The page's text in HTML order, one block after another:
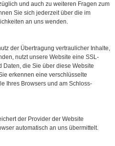
und auch zu weiteren Fragen zum
Sie sich jederzeit über die im
an uns wenden.
der Übertragung vertraulicher Inhalte,
nutzt unsere Website eine SSL-
Daten, die Sie über diese Website
erkennen eine verschlüsselte
Ihres Browsers und am Schloss-
der Provider der Website
automatisch an uns übermittelt.